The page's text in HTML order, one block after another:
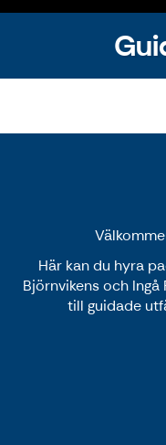
Här kan du hyra
Björnvikens och
till guidade